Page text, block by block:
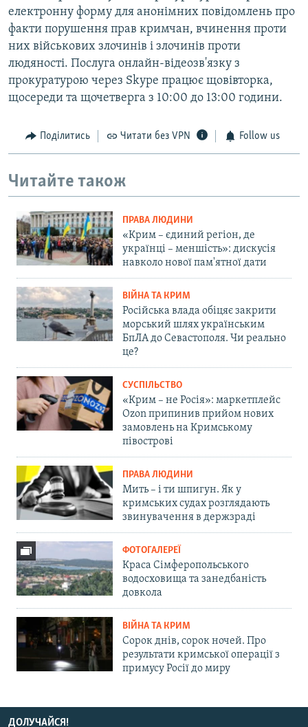
електронну форму для анонімних повідомлень про
факти порушення прав кримчан, вчинення проти
них військових злочинів і злочинів проти
людяності. Послуга онлайн-відеозв'язку з
прокуратурою через Skype працює щовівторка,
щосереди та щочетверга з 10:00 до 13:00 години.
Поділитись Читати без VPN Follow us
Читайте також
ПРАВА ЛЮДИНИ
«Крим – єдиний регіон, де
українці – меншість»: дискусія
навколо нової пам'ятної дати
ВІЙНА ТА КРИМ
Російська влада обіцяє закрити
морський шлях українським
БпЛА до Севастополя. Чи реально
це?
СУСПІЛЬСТВО
«Крим – не Росія»: маркетплейс
Ozon припинив прийом нових
замовлень на Кримському
півострові
ПРАВА ЛЮДИНИ
Мить – і ти шпигун. Як у
кримських судах розглядають
звинувачення в держзраді
ФОТОГАЛЕРЕЇ
Краса Сімферопольського
водосховища та занедбаність
довкола
ВІЙНА ТА КРИМ
Сорок днів, сорок ночей. Про
результати кримської операції з
примусу Росії до миру
ДОЛУЧАЙСЯ!